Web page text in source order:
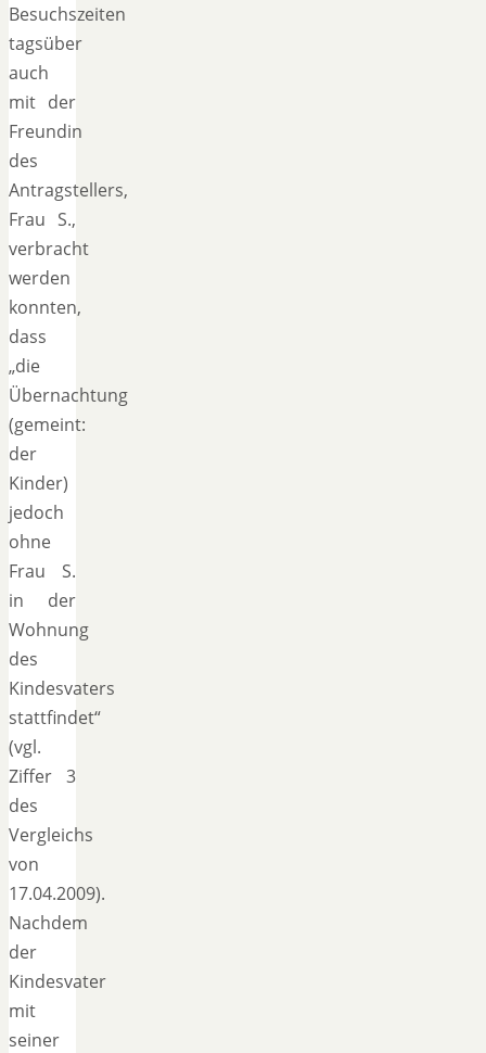
Besuchszeiten
tagsüber
auch
mit der
Freundin
des
Antragstellers,
Frau S.,
verbracht
werden
konnten,
dass
„die
Übernachtung
(gemeint:
der
Kinder)
jedoch
ohne
Frau S.
in der
Wohnung
des
Kindesvaters
stattfindet“
(vgl.
Ziffer 3
des
Vergleichs
von
17.04.2009).
Nachdem
der
Kindesvater
mit
seiner